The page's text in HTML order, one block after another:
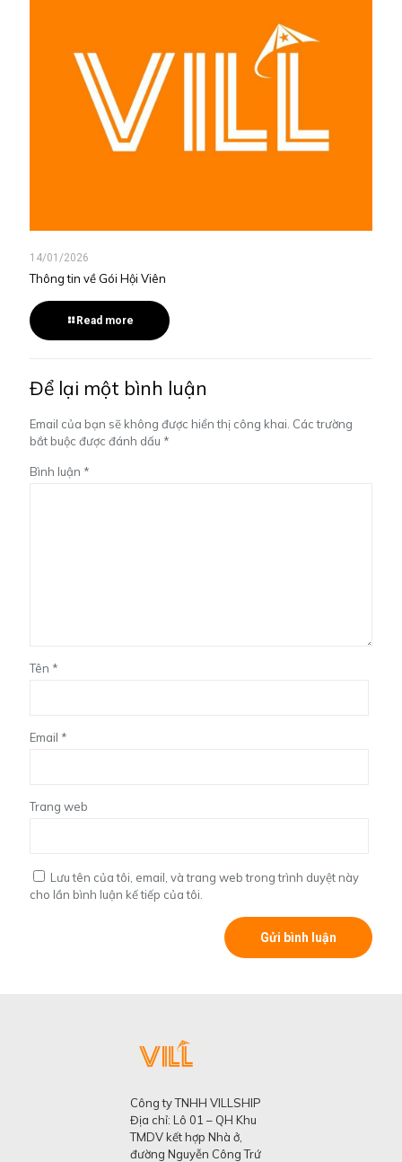
14/01/2026
Thông tin về Gói Hội Viên
Read more
Để lại một bình luận
Email của bạn sẽ không được hiển thị công khai. Các trường
bắt buộc được đánh dấu *
Bình luận *
Tên *
Email *
Trang web
Lưu tên của tôi, email, và trang web trong trình duyệt này
cho lần bình luận kế tiếp của tôi.
Công ty TNHH VILLSHIP
Địa chỉ: Lô 01 – QH Khu
TMDV kết hợp Nhà ở,
đường Nguyễn Công Trứ